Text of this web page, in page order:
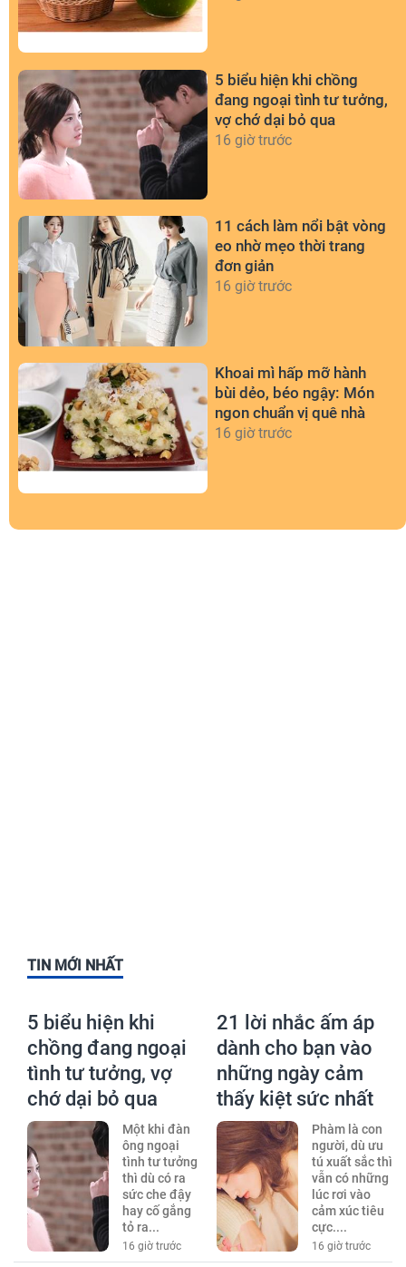
5 biểu hiện khi chồng
đang ngoại tình tư tưởng,
vợ chớ dại bỏ qua
16 giờ trước
11 cách làm nổi bật vòng
eo nhờ mẹo thời trang
đơn giản
16 giờ trước
Khoai mì hấp mỡ hành
bùi dẻo, béo ngậy: Món
ngon chuẩn vị quê nhà
16 giờ trước
TIN MỚI NHẤT
5 biểu hiện khi
chồng đang ngoại
tình tư tưởng, vợ
chớ dại bỏ qua
Một khi đàn
ông ngoại
tình tư tưởng
thì dù có ra
sức che đậy
hay cố gắng
tỏ ra...
16 giờ trước
21 lời nhắc ấm áp
dành cho bạn vào
những ngày cảm
thấy kiệt sức nhất
Phàm là con
người, dù ưu
tú xuất sắc thì
vẫn có những
lúc rơi vào
cảm xúc tiêu
cực....
16 giờ trước